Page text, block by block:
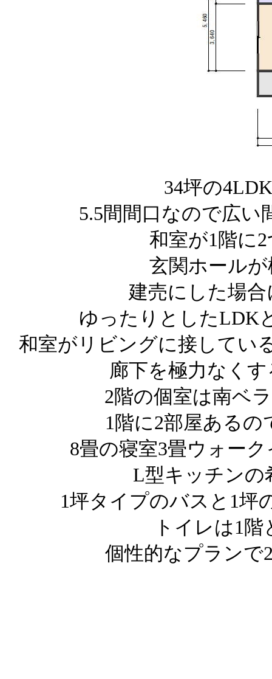
34坪の
5.5間間口なので広い
和室が1階に
玄関ホール
建売にした場
ゆったりとしたLDK
和室がリビングに接してい
廊下を極力なく
2階の個室は南ベ
1階に2部屋ある
8畳の寝室3畳ウォー
L型キッチンの
1坪タイプのバスと1坪
トイレは1
個性的なプランで